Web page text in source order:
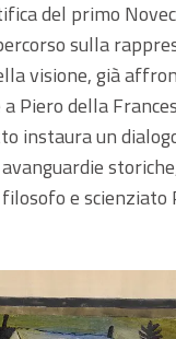
del primo
sulla
visione, già
Piero della
instaura un
e scienziato